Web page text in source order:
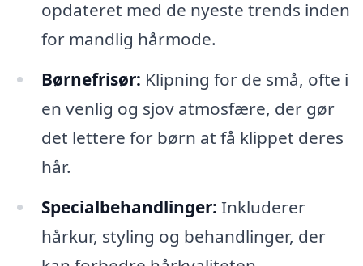
opdateret med de nyeste trends inden
for mandlig hårmode.
Børnefrisør: Klipning for de små, ofte i
en venlig og sjov atmosfære, der gør
det lettere for børn at få klippet deres
hår.
Specialbehandlinger: Inkluderer
hårkur, styling og behandlinger, der